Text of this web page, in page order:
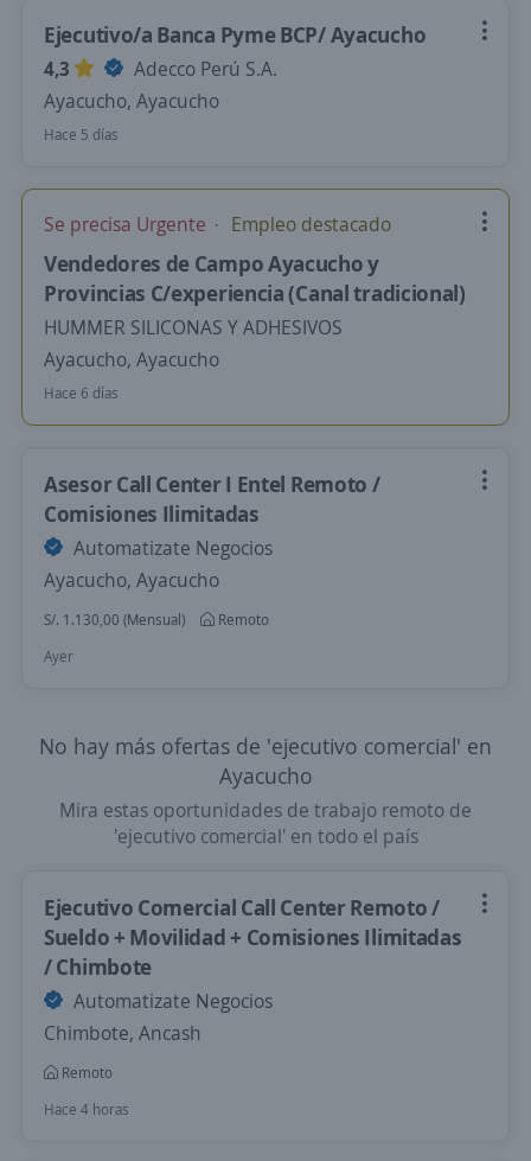
Ejecutivo/a Banca Pyme BCP/ Ayacucho
4,3
Adecco Perú S.A.
Ayacucho, Ayacucho
Hace 5 días
Se precisa Urgente Empleo destacado
Vendedores de Campo Ayacucho y
Provincias C/experiencia (Canal tradicional)
HUMMER SILICONAS Y ADHESIVOS
Ayacucho, Ayacucho
Hace 6 días
Asesor Call Center I Entel Remoto /
Comisiones Ilimitadas
Automatizate Negocios
Ayacucho, Ayacucho
S/. 1.130,00 (Mensual)
Remoto
Ayer
No hay más ofertas de 'ejecutivo comercial' en
Ayacucho
Mira estas oportunidades de trabajo remoto de
'ejecutivo comercial' en todo el país
Ejecutivo Comercial Call Center Remoto /
Sueldo + Movilidad + Comisiones Ilimitadas
/ Chimbote
Automatizate Negocios
Chimbote, Ancash
Remoto
Hace 4 horas